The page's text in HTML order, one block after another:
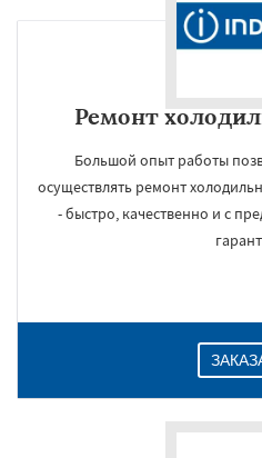
Ремонт
Большой опыт работы
осуществлять ремонт
- быстро, качественно и с